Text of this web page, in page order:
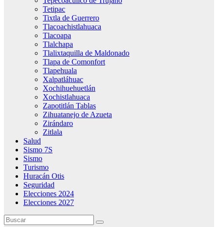
Tetipac
Tixtla de Guerrero
Tlacoachistlahuaca
Tlacoapa
Tlalchapa
Tlalixtaquilla de Maldonado
Tlapa de Comonfort
Tlapehuala
Xalpatláhuac
Xochihuehuetlán
Xochistlahuaca
Zapotitlán Tablas
Zihuatanejo de Azueta
Zirándaro
Zitlala
Salud
Sismo 7S
Sismo
Turismo
Huracán Otis
Seguridad
Elecciones 2024
Elecciones 2027